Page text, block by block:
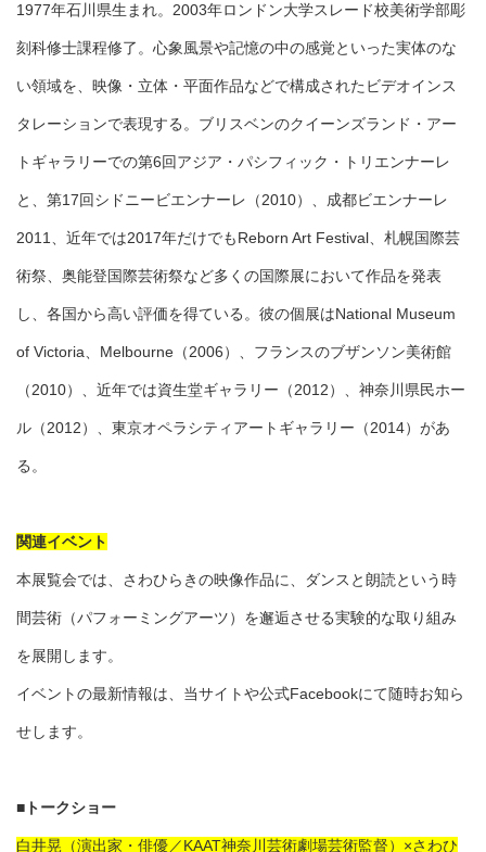
1977年石川県生まれ。2003年ロンドン大学スレード校美術学部彫
刻科修士課程修了。心象風景や記憶の中の感覚といった実体のな
い領域を、映像・立体・平面作品などで構成されたビデオインス
タレーションで表現する。ブリスベンのクイーンズランド・アー
トギャラリーでの第6回アジア・パシフィック・トリエンナーレ
と、第17回シドニービエンナーレ（2010）、成都ビエンナーレ
2011、近年では2017年だけでもReborn Art Festival、札幌国際芸
術祭、奥能登国際芸術祭など多くの国際展において作品を発表
し、各国から高い評価を得ている。彼の個展はNational Museum
of Victoria、Melbourne（2006）、フランスのブザンソン美術館
（2010）、近年では資生堂ギャラリー（2012）、神奈川県民ホー
ル（2012）、東京オペラシティアートギャラリー（2014）があ
る。
関連イベント
本展覧会では、さわひらきの映像作品に、ダンスと朗読という時
間芸術（パフォーミングアーツ）を邂逅させる実験的な取り組み
を展開します。
イベントの最新情報は、当サイトや公式Facebookにて随時お知ら
せします。
■トークショー
白井晃（演出家・俳優／KAAT神奈川芸術劇場芸術監督）×さわひ